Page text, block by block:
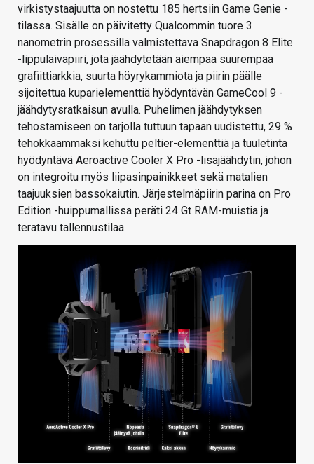
virkistystaajuutta on nostettu 185 hertsiin Game Genie -
tilassa. Sisälle on päivitetty Qualcommin tuore 3
nanometrin prosessilla valmistettava Snapdragon 8 Elite
-lippulaivapiiri, jota jäähdytetään aiempaa suurempaa
grafiittiarkkia, suurta höyrykammiota ja piirin päälle
sijoitettua kuparielementtiä hyödyntävän GameCool 9 -
jäähdytysratkaisun avulla. Puhelimen jäähdytyksen
tehostamiseen on tarjolla tuttuun tapaan uudistettu, 29 %
tehokkaammaksi kehuttu peltier-elementtiä ja tuuletinta
hyödyntävä Aeroactive Cooler X Pro -lisäjäähdytin, johon
on integroitu myös liipasinpainikkeet sekä matalien
taajuuksien bassokaiutin. Järjestelmäpiirin parina on Pro
Edition -huippumallissa peräti 24 Gt RAM-muistia ja
teratavu tallennustilaa.